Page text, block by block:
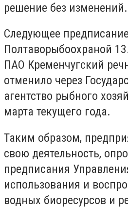
решение без изменений.
Следующее
Полтаворыбоохраной
ПАО Кременчугский
отменило через
агентство рыбного
марта текущего года.
Таким образом,
свою деятельность,
предписания
использования и
водных биоресурсов и